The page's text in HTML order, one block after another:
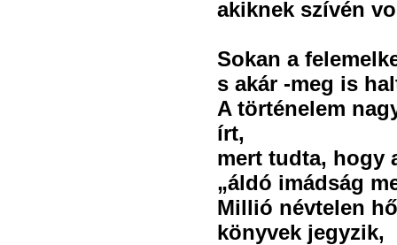
akiknek szívén
Sokan a
s akár -meg is
A történelem
írt,
mert tudta, hogy
„áldó imádság
Millió névtelen
könyvek jegyzik,